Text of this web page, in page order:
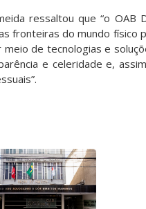
ressaltou que “o
fronteiras do mundo físico
de tecnologias e
e celeridade e,